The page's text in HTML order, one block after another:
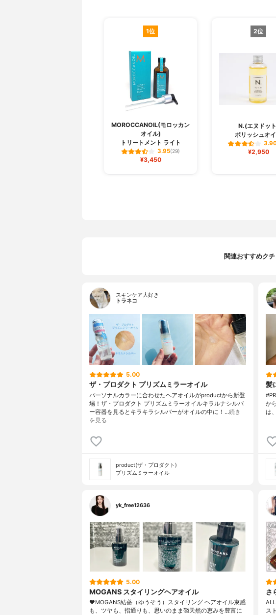
1位
MOROCCANOIL(モロッカン
オイル)
トリートメント ライト
3.95(29)
¥3,450
2位
N.(エヌドッ
ポリッシュオ
¥2,950
関連おすすめクチ
スキンケア大好き
トラネコ
5.00
ザ・プロダクト プリズムミラーオイル
パーソナルカラーに合わせたヘアオイルがproductから新登
場！ザ・プロダクト プリズムミラーオイルキラルナシルバ
ー容器を見るとキラキラシルバーがオイルの中に！…続き
を見る
product(ザ・プロダクト)
プリズムミラーオイル
髪
か
は
yk_free12636
5.00
MOGANS スタイリングヘアオイル
♥MOGANS結薔（ゆうそう）スタイリング ヘアオイル束感
も、ツヤも、指通りも、思いのまま🥰天然の恵みを豊富に
さ
ス